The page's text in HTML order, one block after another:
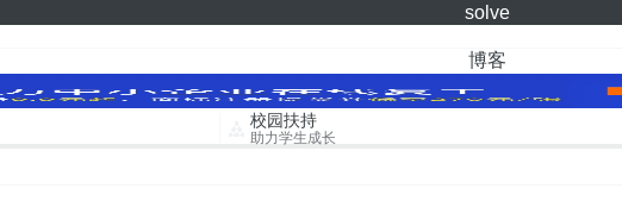
solve
博客
校园扶持
助力学生成长